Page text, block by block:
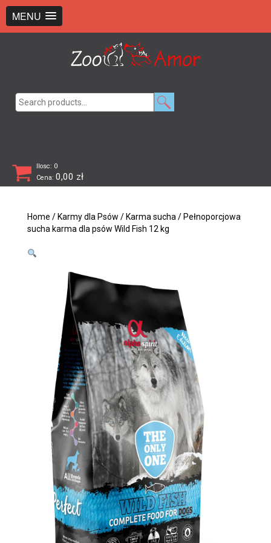
MENU
Ilosc: 0
Cena: 0,00 zł
Home / Karmy dla Psów / Karma sucha/ Pełnoporcjowa
sucha karma dla psów Wild Fish 12 kg